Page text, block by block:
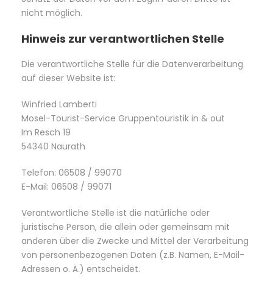
nicht möglich.
Hinweis zur verantwortlichen Stelle
Die verantwortliche Stelle für die Datenverarbeitung
auf dieser Website ist:
Winfried Lamberti
Mosel-Tourist-Service Gruppentouristik in & out
Im Resch 19
54340 Naurath
Telefon: 06508 / 99070
E-Mail: 06508 / 99071
Verantwortliche Stelle ist die natürliche oder
juristische Person, die allein oder gemeinsam mit
anderen über die Zwecke und Mittel der Verarbeitung
von personenbezogenen Daten (z.B. Namen, E-Mail-
Adressen o. Ä.) entscheidet.